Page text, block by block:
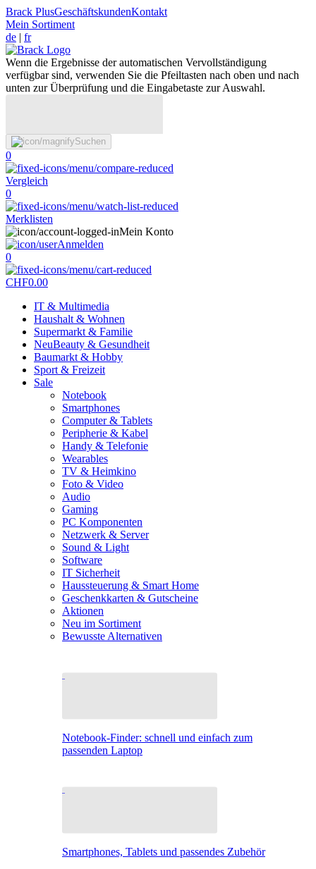
Brack PlusGeschäftskundenKontakt
Mein Sortiment
de | fr
Wenn die Ergebnisse der automatischen Vervollständigung
verfügbar sind, verwenden Sie die Pfeiltasten nach oben und nach
unten zur Überprüfung und die Eingabetaste zur Auswahl.
Suchen
0
Vergleich
0
Merklisten
Mein Konto
Anmelden
0
CHF0.00
IT & Multimedia
Haushalt & Wohnen
Supermarkt & Familie
NeuBeauty & Gesundheit
Baumarkt & Hobby
Sport & Freizeit
Sale
Notebook
Smartphones
Computer & Tablets
Peripherie & Kabel
Handy & Telefonie
Wearables
TV & Heimkino
Foto & Video
Audio
Gaming
PC Komponenten
Netzwerk & Server
Sound & Light
Software
IT Sicherheit
Haussteuerung & Smart Home
Geschenkkarten & Gutscheine
Aktionen
Neu im Sortiment
Bewusste Alternativen
Notebook-Finder: schnell und einfach zum
passenden Laptop
Smartphones, Tablets und passendes Zubehör